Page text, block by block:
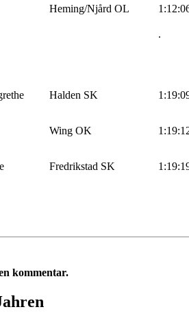
Heming/Njård OL
.
Halden SK
Wing OK
Fredrikstad SK
kommentar.